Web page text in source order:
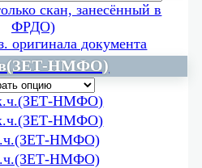
скан, занесённый в
ФРДО)
оригинала документа
НМФО)
НМФО)
НМФО)
НМФО)
НМФО)